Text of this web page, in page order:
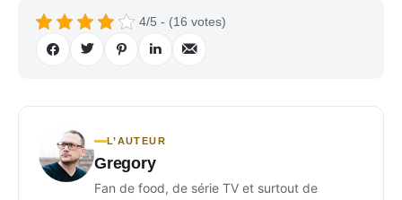
4/5 - (16 votes)
L’AUTEUR
Gregory
Fan de food, de série TV et surtout de